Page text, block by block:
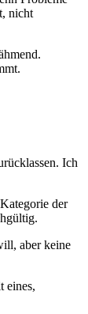
nicht
Ich
der
aber keine
eines,